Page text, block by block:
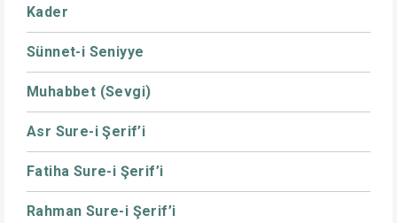
Kader
Sünnet-i Seniyye
Muhabbet (Sevgi)
Asr Sure-i Şerif’i
Fatiha Sure-i Şerif’i
Rahman Sure-i Şerif’i